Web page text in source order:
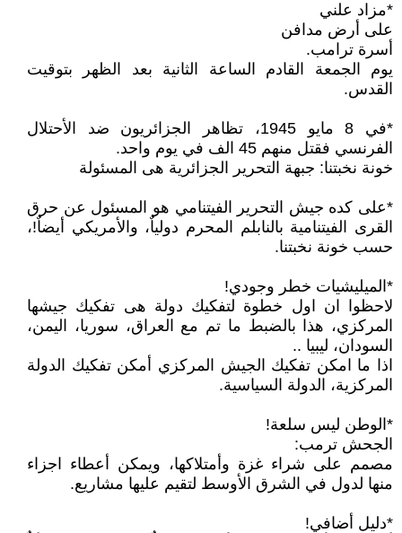
*مزاد علني
على أرض مدافن
أسرة ترامب.
يوم الجمعة القادم الساعة الثانية بعد الظهر بتوقيت
القدس.
*في 8 مايو 1945، تظاهر الجزائريون ضد الأحتلال
الفرنسي فقتل منهم 45 الف في يوم واحد.
خونة نخبتنا: جبهة التحرير الجزائرية هى المسئولة
*على كده جيش التحرير الفيتنامي هو المسئول عن حرق
القرى الفيتنامية بالنابلم المحرم دولياٌ، والأمريكي أيضاٌ!،
حسب خونة نخبتنا.
*الميليشيات خطر وجودي!
لاحظوا ان اول خطوة لتفكيك دولة هى تفكيك جيشها
المركزي، هذا بالضبط ما تم مع العراق، سوريا، اليمن،
السودان، ليبيا ..
اذا ما امكن تفكيك الجيش المركزي أمكن تفكيك الدولة
المركزية، الدولة السياسية.
*الوطن ليس سلعة!
الجحش ترمب:
مصمم على شراء غزة وأمتلاكها، ويمكن أعطاء اجزاء
منها لدول في الشرق الأوسط لتقيم عليها مشاريع.
*دليل أضافي!